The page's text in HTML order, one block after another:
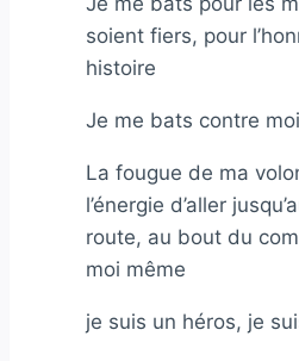
soient fiers, pour
histoire
Je me bats contre
La fougue de ma
l’énergie d’aller
route, au bout du
moi même
je suis un héros, je